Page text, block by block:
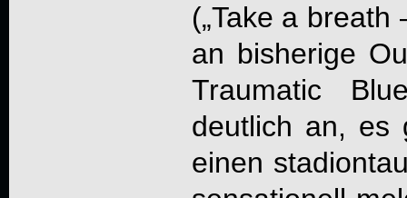
(„Take a breath
an bisherige
Traumatic
deutlich an, es
einen